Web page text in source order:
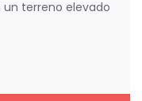
terreno elevado